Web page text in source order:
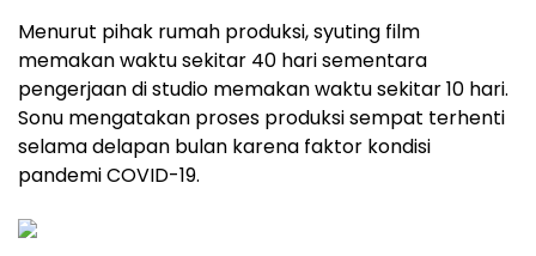
Menurut pihak rumah produksi, syuting film
memakan waktu sekitar 40 hari sementara
pengerjaan di studio memakan waktu sekitar 10 hari.
Sonu mengatakan proses produksi sempat terhenti
selama delapan bulan karena faktor kondisi
pandemi COVID-19.